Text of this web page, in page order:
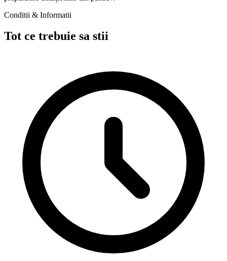
Conditii & Informatii
Tot ce trebuie sa stii